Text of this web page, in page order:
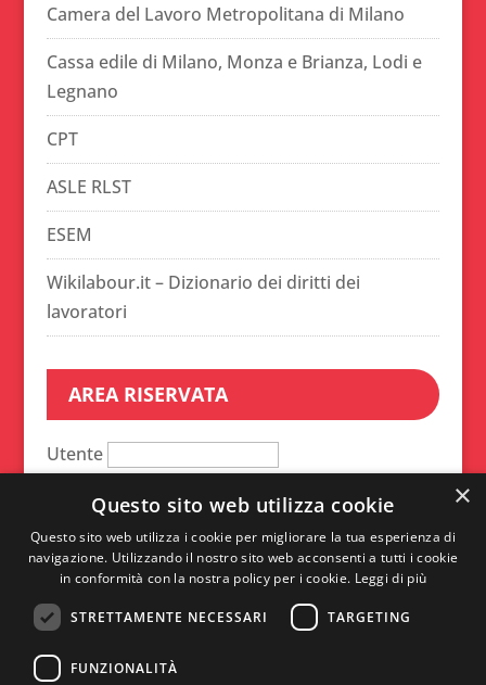
Camera del Lavoro Metropolitana di Milano
Cassa edile di Milano, Monza e Brianza, Lodi e
Legnano
CPT
ASLE RLST
ESEM
Wikilabour.it – Dizionario dei diritti dei
lavoratori
AREA RISERVATA
Utente
Password
Ricordami
A
l
×
Questo sito web utilizza cookie
Questo sito web utilizza i cookie per migliorare la tua esperienza di
navigazione. Utilizzando il nostro sito web acconsenti a tutti i cookie
in conformità con la nostra policy per i cookie. Leggi di più
STRETTAMENTE NECESSARI TARGETING
FUNZIONALITÀ